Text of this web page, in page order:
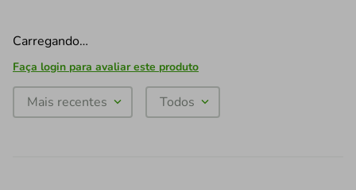
Carregando…
Faça login para avaliar este produto
Mais recentes Todos